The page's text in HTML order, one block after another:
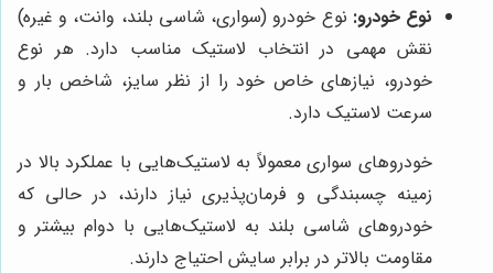
نوع خودرو: نوع خودرو (سواری، شاسی بلند، وانت، و غیره)
نقش مهمی در انتخاب لاستیک مناسب دارد. هر نوع
خودرو، نیازهای خاص خود را از نظر سایز، شاخص بار و
سرعت لاستیک دارد.
خودروهای سواری معمولاً به لاستیک‌هایی با عملکرد بالا در
زمینه چسبندگی و فرمان‌پذیری نیاز دارند، در حالی که
خودروهای شاسی بلند به لاستیک‌هایی با دوام بیشتر و
مقاومت بالاتر در برابر سایش احتیاج دارند.